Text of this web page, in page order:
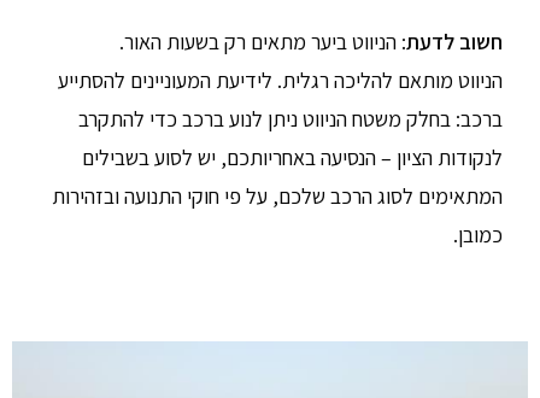
חשוב לדעת: הניווט ביער מתאים רק בשעות האור.
הניווט מותאם להליכה רגלית. לידיעת המעוניינים להסתייע
ברכב: בחלק משטח הניווט ניתן לנוע ברכב כדי להתקרב
לנקודות הציון – הנסיעה באחריותכם, יש לסוע בשבילים
המתאימים לסוג הרכב שלכם, על פי חוקי התנועה ובזהירות
כמובן.